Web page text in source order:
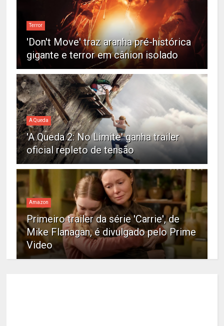
Terror
'Don't Move' traz aranha pré-histórica
gigante e terror em cânion isolado
A Queda
'A Queda 2: No Limite' ganha trailer
oficial repleto de tensão
Amazon
Primeiro trailer da série 'Carrie', de
Mike Flanagan, é divulgado pelo Prime
Video